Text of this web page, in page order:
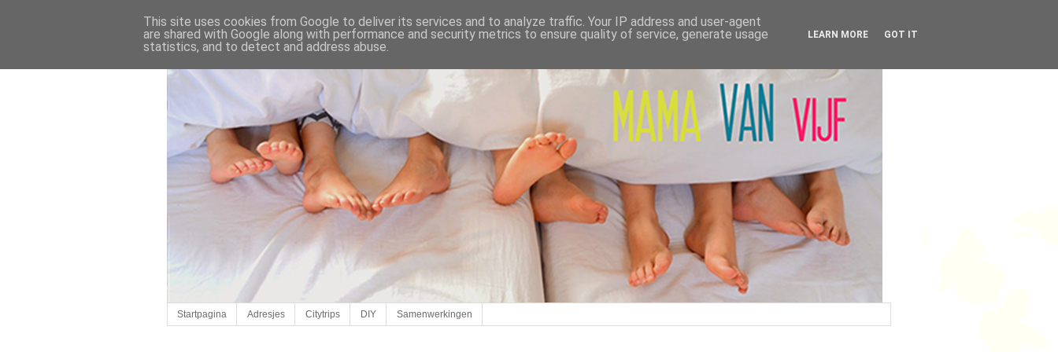
Startpagina Adresjes Citytrips DIY Samenwerkingen
This site uses cookies from Google to deliver its services and to analyze traffic. Your IP address and user-agent
are shared with Google along with performance and security metrics to ensure quality of service, generate usage
statistics, and to detect and address abuse.
LEARN MORE GOT IT